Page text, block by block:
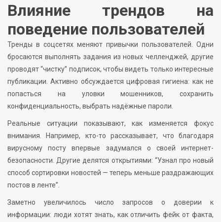
Влияние трендов на
поведение пользователей
Тренды в соцсетях меняют привычки пользователей. Одни
бросаются выполнять задания из новых челленджей, другие
проводят “чистку” подписок, чтобы видеть только интересные
публикации. Активно обсуждается цифровая гигиена: как не
попасться на уловки мошенников, сохранить
конфиденциальность, выбрать надёжные пароли.
Реальные ситуации показывают, как изменяется фокус
внимания. Например, кто-то рассказывает, что благодаря
вирусному посту впервые задумался о своей интернет-
безопасности. Другие делятся открытиями: “Узнал про новый
способ сортировки новостей — теперь меньше раздражающих
постов в ленте”.
Заметно увеличилось число запросов о доверии к
информации: люди хотят знать, как отличить фейк от факта,